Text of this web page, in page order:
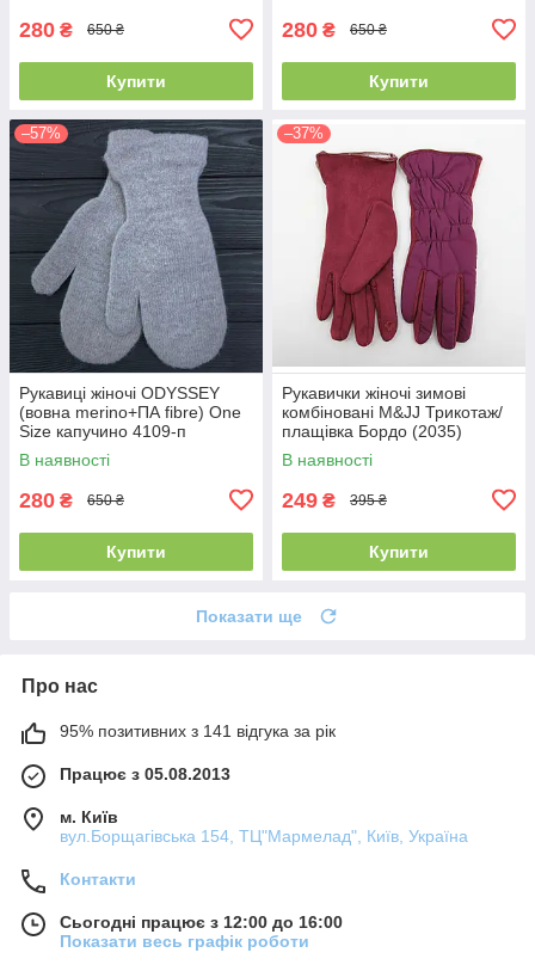
280 ₴ 650 ₴
Купити
280 ₴ 650 ₴
Купити
–57%
Рукавиці жіночі ODYSSEY
(вовна merino+ПА fibre) One
Size капучино 4109-п
В наявності
280 ₴ 650 ₴
Купити
–37%
Рукавички жіночі зимові
комбіновані M&JJ Трикотаж/
плащівка Бордо (2035)
В наявності
249 ₴ 395 ₴
Купити
Показати ще
Про нас
95% позитивних з 141 відгука за рік
Працює з 05.08.2013
м. Київ
вул.Борщагівська 154, ТЦ"Мармелад", Київ, Україна
Контакти
Сьогодні працює з 12:00 до 16:00
Показати весь графік роботи